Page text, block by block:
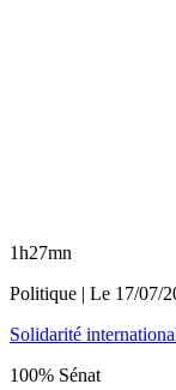
1h27mn
Politique | Le 17/07/
Solidarité
100% Sénat